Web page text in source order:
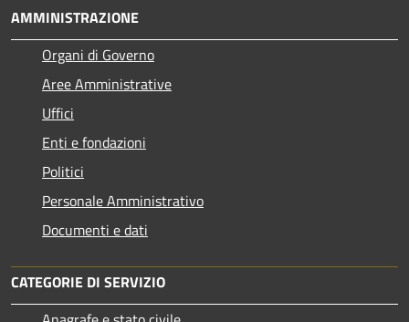
AMMINISTRAZIONE
Organi di Governo
Aree Amministrative
Uffici
Enti e fondazioni
Politici
Personale Amministrativo
Documenti e dati
CATEGORIE DI SERVIZIO